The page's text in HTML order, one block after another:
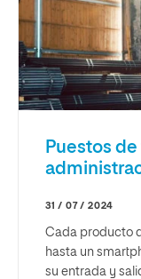
Puestos
31 / 07 / 2024
Cada producto
hasta un
su entrada y